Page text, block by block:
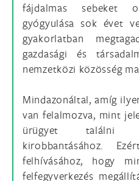
fájdalmas sebeket
gyógyulása sok évet
gyakorlatban
gazdasági és
nemzetközi közösség
Mindazonáltal, amíg
van felalmozva, mint
ürügyet találni
kirobbantásához.
felhívásához, hogy
felfegyverkezés